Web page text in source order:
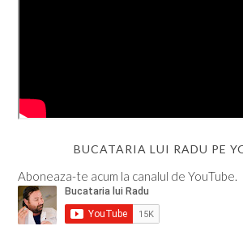
BUCATARIA LUI RADU PE
Aboneaza-te acum la canalul de YouTube.